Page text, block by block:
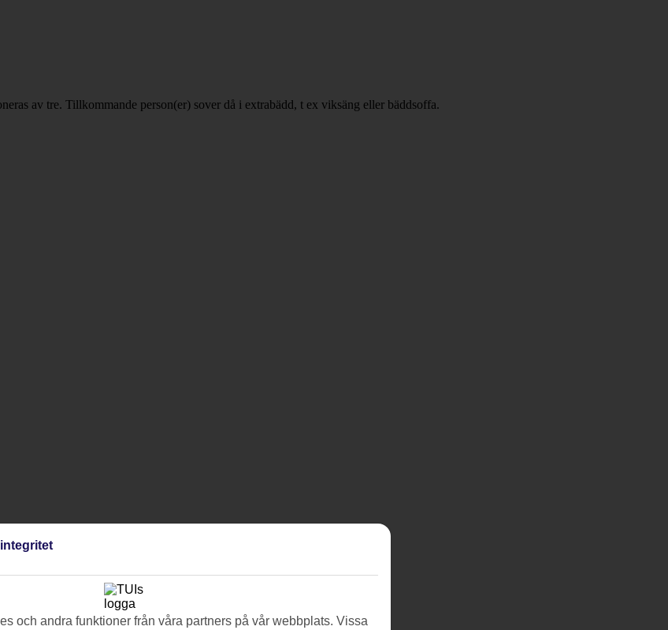
av tre. Tillkommande person(er) sover då i extrabädd, t ex viksäng eller bäddsoffa.
och andra funktioner från våra partners på vår webbplats. Vissa